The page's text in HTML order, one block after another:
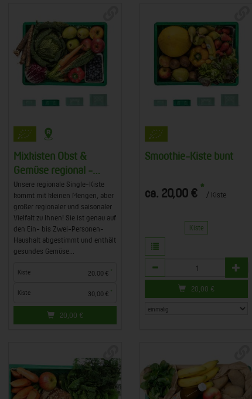
Mixkisten Obst &
Gemüse regional -
weiterlesen
Unsere regionale Single-Kiste
kommt mit kleinen Mengen, aber
großer regionaler und saisonaler
Vielfalt zu Ihnen! Sie ist genau auf
den Ein- bis Zwei-Personen-
Haushalt abgestimmt und enthält
gesundes Gemüse...
Kiste 20,00 € *
Kiste 30,00 € *
20,00 €
Smoothie-Kiste bunt
ca. 20,00 € * / Kiste
Kiste
Anzahl
20,00 €